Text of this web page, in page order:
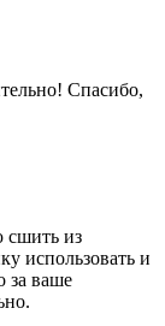
Спасибо,
сшить из
использовать и
за ваше